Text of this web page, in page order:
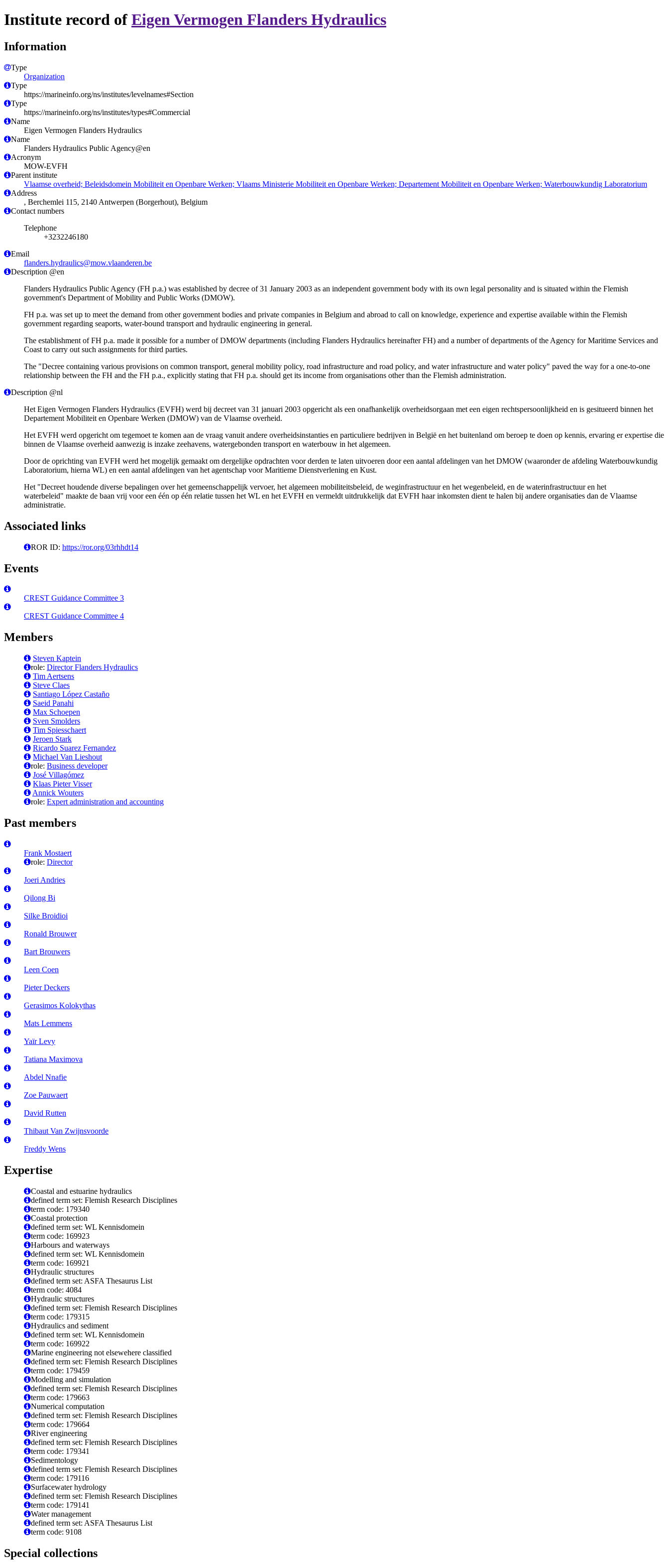
Institute record of Eigen Vermogen Flanders Hydraulics
Information
Type
Organization
Type
https://marineinfo.org/ns/institutes/levelnames#Section
Type
https://marineinfo.org/ns/institutes/types#Commercial
Name
Eigen Vermogen Flanders Hydraulics
Name
Flanders Hydraulics Public Agency@en
Acronym
MOW-EVFH
Parent institute
Vlaamse overheid; Beleidsdomein Mobiliteit en Openbare Werken; Vlaams Ministerie Mobiliteit en Openbare Werken; Departement Mobiliteit en Openbare Werken; Waterbouwkundig Laboratorium
Address
, Berchemlei 115, 2140 Antwerpen (Borgerhout), Belgium
Contact numbers
Telephone
+3232246180
Email
flanders.hydraulics@mow.vlaanderen.be
Description @en
Flanders Hydraulics Public Agency (FH p.a.) was established by decree of 31 January 2003 as an independent government body with its own legal personality and is situated within the Flemish
government's Department of Mobility and Public Works (DMOW).
FH p.a. was set up to meet the demand from other government bodies and private companies in Belgium and abroad to call on knowledge, experience and expertise available within the Flemish
government regarding seaports, water-bound transport and hydraulic engineering in general.
The establishment of FH p.a. made it possible for a number of DMOW departments (including Flanders Hydraulics hereinafter FH) and a number of departments of the Agency for Maritime Services and
Coast to carry out such assignments for third parties.
The "Decree containing various provisions on common transport, general mobility policy, road infrastructure and road policy, and water infrastructure and water policy" paved the way for a one-to-one
relationship between the FH and the FH p.a., explicitly stating that FH p.a. should get its income from organisations other than the Flemish administration.
Description @nl
Het Eigen Vermogen Flanders Hydraulics (EVFH) werd bij decreet van 31 januari 2003 opgericht als een onafhankelijk overheidsorgaan met een eigen rechtspersoonlijkheid en is gesitueerd binnen het
Departement Mobiliteit en Openbare Werken (DMOW) van de Vlaamse overheid.
Het EVFH werd opgericht om tegemoet te komen aan de vraag vanuit andere overheidsinstanties en particuliere bedrijven in België en het buitenland om beroep te doen op kennis, ervaring er expertise die
binnen de Vlaamse overheid aanwezig is inzake zeehavens, watergebonden transport en waterbouw in het algemeen.
Door de oprichting van EVFH werd het mogelijk gemaakt om dergelijke opdrachten voor derden te laten uitvoeren door een aantal afdelingen van het DMOW (waaronder de afdeling Waterbouwkundig
Laboratorium, hierna WL) en een aantal afdelingen van het agentschap voor Maritieme Dienstverlening en Kust.
Het "Decreet houdende diverse bepalingen over het gemeenschappelijk vervoer, het algemeen mobiliteitsbeleid, de weginfrastructuur en het wegenbeleid, en de waterinfrastructuur en het
waterbeleid" maakte de baan vrij voor een één op één relatie tussen het WL en het EVFH en vermeldt uitdrukkelijk dat EVFH haar inkomsten dient te halen bij andere organisaties dan de Vlaamse
administratie.
Associated links
ROR ID: https://ror.org/03rhhdt14
Events
CREST Guidance Committee 3
CREST Guidance Committee 4
Members
Steven Kaptein
role: Director Flanders Hydraulics
Tim Aertsens
Steve Claes
Santiago López Castaño
Saeid Panahi
Max Schoepen
Sven Smolders
Tim Spiesschaert
Jeroen Stark
Ricardo Suarez Fernandez
Michael Van Lieshout
role: Business developer
José Villagómez
Klaas Pieter Visser
Annick Wouters
role: Expert administration and accounting
Past members
Frank Mostaert
role: Director
Joeri Andries
Qilong Bi
Silke Broidioi
Ronald Brouwer
Bart Brouwers
Leen Coen
Pieter Deckers
Gerasimos Kolokythas
Mats Lemmens
Yaïr Levy
Tatiana Maximova
Abdel Nnafie
Zoe Pauwaert
David Rutten
Thibaut Van Zwijnsvoorde
Freddy Wens
Expertise
Coastal and estuarine hydraulics
defined term set: Flemish Research Disciplines
term code: 179340
Coastal protection
defined term set: WL Kennisdomein
term code: 169923
Harbours and waterways
defined term set: WL Kennisdomein
term code: 169921
Hydraulic structures
defined term set: ASFA Thesaurus List
term code: 4084
Hydraulic structures
defined term set: Flemish Research Disciplines
term code: 179315
Hydraulics and sediment
defined term set: WL Kennisdomein
term code: 169922
Marine engineering not elsewehere classified
defined term set: Flemish Research Disciplines
term code: 179459
Modelling and simulation
defined term set: Flemish Research Disciplines
term code: 179663
Numerical computation
defined term set: Flemish Research Disciplines
term code: 179664
River engineering
defined term set: Flemish Research Disciplines
term code: 179341
Sedimentology
defined term set: Flemish Research Disciplines
term code: 179116
Surfacewater hydrology
defined term set: Flemish Research Disciplines
term code: 179141
Water management
defined term set: ASFA Thesaurus List
term code: 9108
Special collections